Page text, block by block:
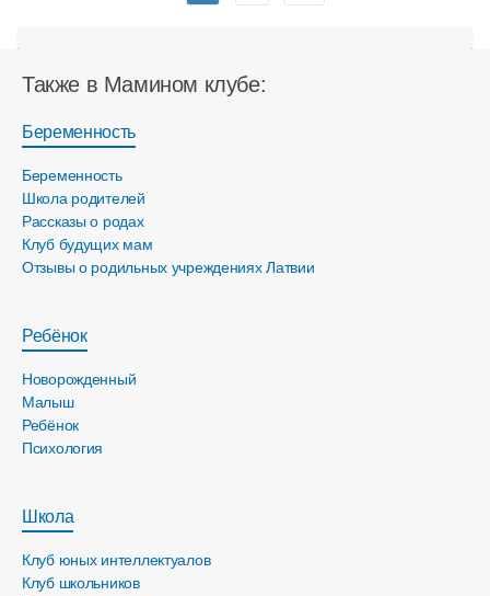
Также в Мамином клубе:
Беременность
Беременность
Школа родителей
Рассказы о родах
Клуб будущих мам
Отзывы о родильных учреждениях Латвии
Ребёнок
Новорожденный
Малыш
Ребёнок
Психология
Школа
Клуб юных интеллектуалов
Клуб школьников